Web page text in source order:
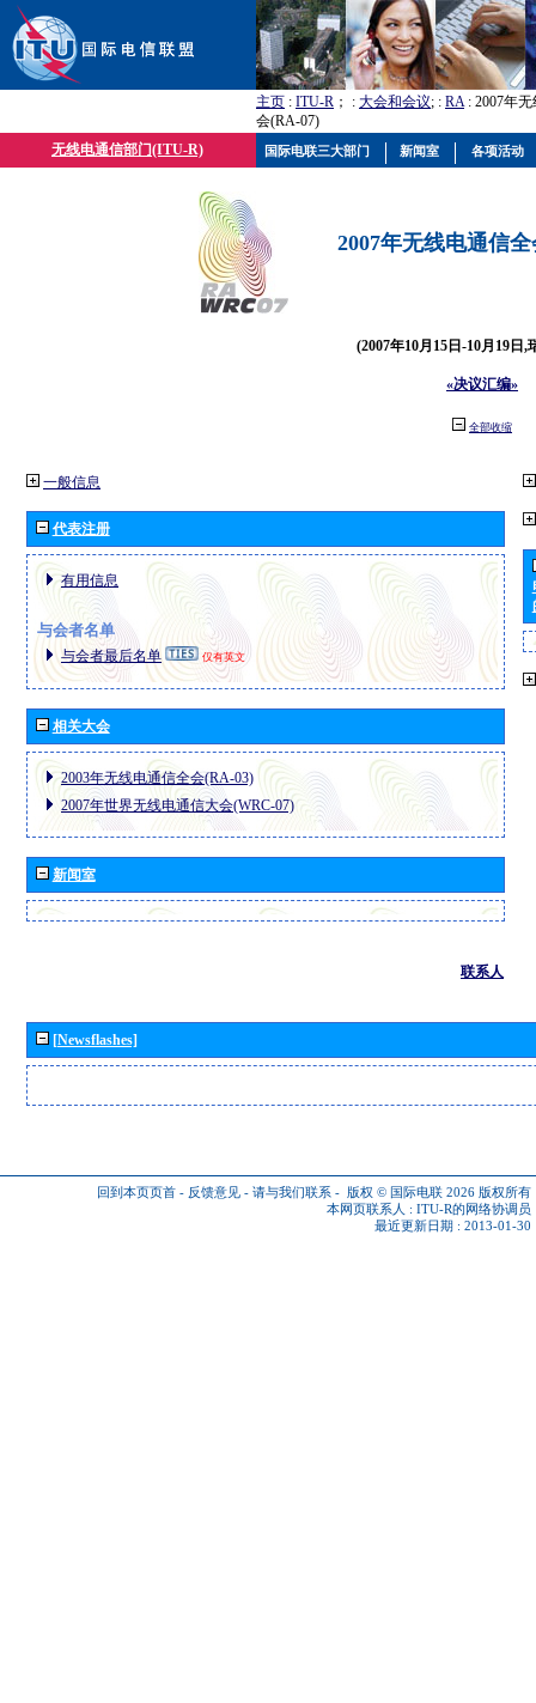
主页 : ITU-R ； : 大会和会议; : RA: 2007年
会(RA-07)
无线电通信部门(ITU-R)
2007年无线电通信
(2007年10月15日-10月19日,
«决议汇编»
全部收缩
一般信息
代表注册
有用信息
与会者名单
与会者最后名单 仅有英文
相关大会
2003年无线电通信全会(RA-03)
2007年世界无线电通信大会(WRC-07)
新闻室
联系人
[Newsflashes]
回到本页页首 - 反馈意见 - 请与我们联系 - 版权 © 国际电联 2026 版权所有
本网页联系人 : ITU-R的网络协调员
最近更新日期 : 2013-01-30
国际电联三大部门 新闻室 各项活动